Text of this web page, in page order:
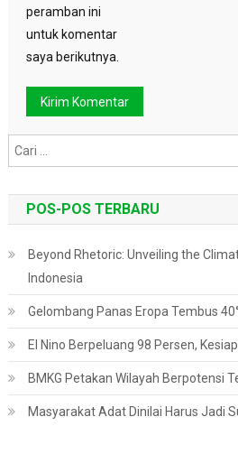
peramban ini
untuk komentar
saya berikutnya.
POS-POS TERBARU
Beyond Rhetoric: Unveiling the
Indonesia
Gelombang Panas Eropa Tembus
El Nino Berpeluang 98 Persen,
BMKG Petakan Wilayah Berpotensi
Masyarakat Adat Dinilai Harus Jadi